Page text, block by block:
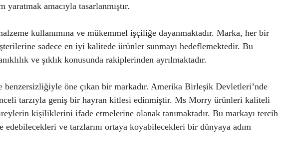
amacıyla tasarlanmıştır.
kullanımına ve mükemmel işçiliğe dayanmaktadır. Marka, her bir
sadece en iyi kalitede ürünler sunmayı hedeflemektedir. Bu
ve şıklık konusunda rakiplerinden ayrılmaktadır.
benzersizliğiyle öne çıkan bir markadır. Amerika Birleşik Devletleri’nde
tarzıyla geniş bir hayran kitlesi edinmiştir. Ms Morry ürünleri kaliteli
kişiliklerini ifade etmelerine olanak tanımaktadır. Bu markayı tercih
ve tarzlarını ortaya koyabilecekleri bir dünyaya adım